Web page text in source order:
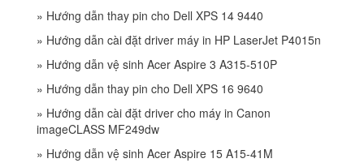
» Hướng dẫn thay pin cho Dell XPS 14 9440
» Hướng dẫn cài đặt driver máy in HP LaserJet P4015n
» Hướng dẫn vệ sinh Acer Aspire 3 A315-510P
» Hướng dẫn thay pin cho Dell XPS 16 9640
» Hướng dẫn cài đặt driver cho máy in Canon
imageCLASS MF249dw
» Hướng dẫn vệ sinh Acer Aspire 15 A15-41M